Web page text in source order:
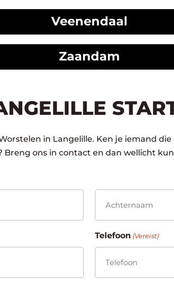
Veenendaal
Zaandam
in Langelille. Ken je iemand
Breng ons in contact en dan wellicht
Telefoon (Vereist)